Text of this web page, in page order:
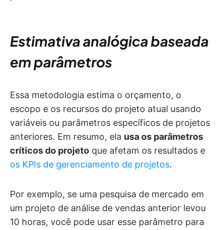
Estimativa analógica baseada
em parâmetros
Essa metodologia estima o orçamento, o
escopo e os recursos do projeto atual usando
variáveis ou parâmetros específicos de projetos
anteriores. Em resumo, ela usa os parâmetros
críticos do projeto que afetam os resultados e
os KPIs de gerenciamento de projetos.
Por exemplo, se uma pesquisa de mercado em
um projeto de análise de vendas anterior levou
10 horas, você pode usar esse parâmetro para